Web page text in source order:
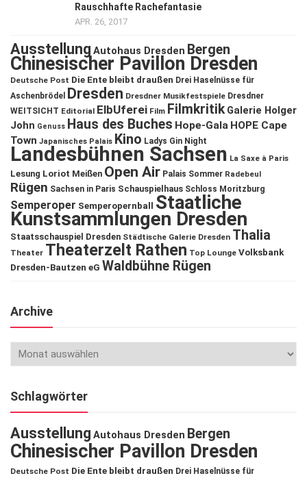
Rauschhafte Rachefantasie
APR. 26, 2017
Ausstellung Autohaus Dresden Bergen
Chinesischer Pavillon Dresden
Deutsche Post Die Ente bleibt draußen Drei Haselnüsse für
Aschenbrödel
Dresden Dresdner Musikfestspiele Dresdner
WEITSICHT Editorial ElbUferei Film Filmkritik Galerie Holger
John Genuss Haus des Buches Hope-Gala HOPE Cape
Town Japanisches Palais Kino Ladys Gin Night
Landesbühnen Sachsen La Saxe à Paris
Lesung Loriot Meißen Open Air Palais Sommer Radebeul
Rügen Sachsen in Paris Schauspielhaus Schloss Moritzburg
Semperoper Semperopernball Staatliche
Kunstsammlungen Dresden
Staatsschauspiel Dresden Städtische Galerie Dresden Thalia
Theater Theaterzelt Rathen Top Lounge Volksbank
Dresden-Bautzen eG Waldbühne Rügen
Archive
Schlagwörter
Ausstellung Autohaus Dresden Bergen
Chinesischer Pavillon Dresden
Deutsche Post Die Ente bleibt draußen Drei Haselnüsse für